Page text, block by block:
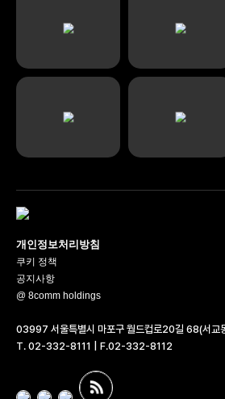
개인정보처리방침
쿠키 정책
공지사항
@ 8comm holdings
03997 서울특별시 마포구 월드컵로20길 68(서교
T. 02-332-8111 | F.02-332-8112